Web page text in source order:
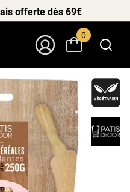
offerte dès 69€
0